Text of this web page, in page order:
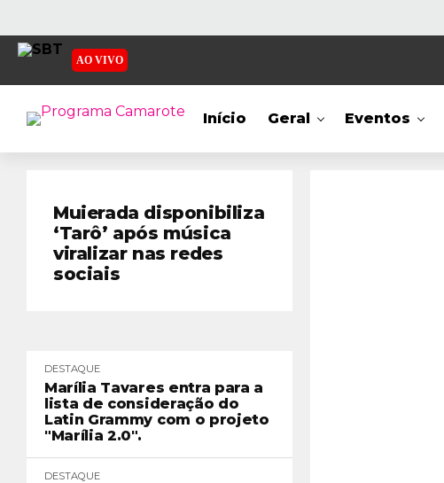
AO VIVO
Início Geral Eventos
Muierada disponibiliza
‘Tarô’ após música
viralizar nas redes
sociais
DESTAQUE
Marília Tavares entra para a
lista de consideração do
Latin Grammy com o projeto
"Marília 2.0".
DESTAQUE